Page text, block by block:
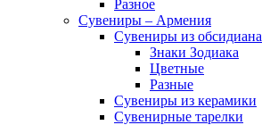
Разное
Сувениры – Армения
Сувениры из обсидиана
Знаки Зодиака
Цветные
Разные
Сувениры из керамики
Сувенирные тарелки